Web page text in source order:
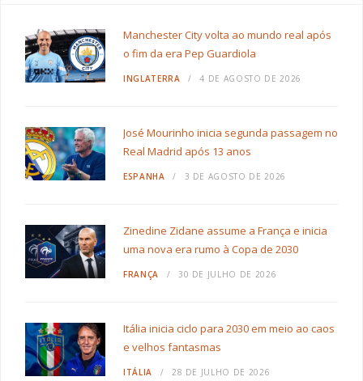
Manchester City volta ao mundo real após
o fim da era Pep Guardiola
INGLATERRA 4 DE AGOSTO DE 2026
José Mourinho inicia segunda passagem no
Real Madrid após 13 anos
ESPANHA 3 DE AGOSTO DE 2026
Zinedine Zidane assume a França e inicia
uma nova era rumo à Copa de 2030
FRANÇA 30 DE JULHO DE 2026
Itália inicia ciclo para 2030 em meio ao caos
e velhos fantasmas
ITÁLIA 28 DE JULHO DE 2026